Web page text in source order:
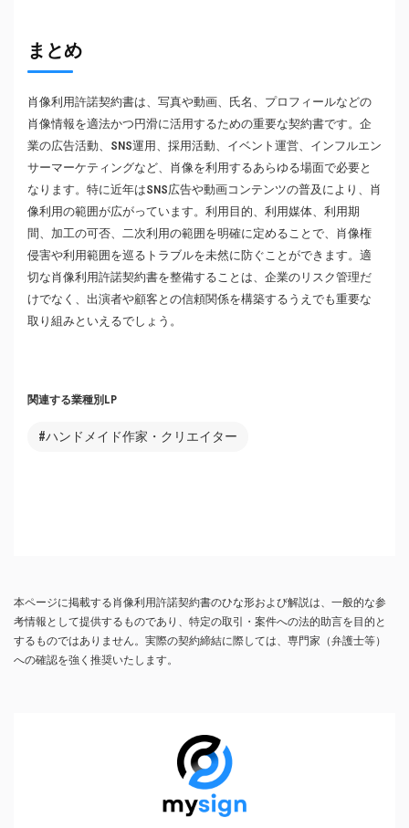
まとめ
肖像利用許諾契約書は、写真や動画、氏名、プロフィールなどの
肖像情報を適法かつ円滑に活用するための重要な契約書です。企
業の広告活動、SNS運用、採用活動、イベント運営、インフルエン
サーマーケティングなど、肖像を利用するあらゆる場面で必要と
なります。特に近年はSNS広告や動画コンテンツの普及により、肖
像利用の範囲が広がっています。利用目的、利用媒体、利用期
間、加工の可否、二次利用の範囲を明確に定めることで、肖像権
侵害や利用範囲を巡るトラブルを未然に防ぐことができます。適
切な肖像利用許諾契約書を整備することは、企業のリスク管理だ
けでなく、出演者や顧客との信頼関係を構築するうえでも重要な
取り組みといえるでしょう。
関連する業種別LP
#ハンドメイド作家・クリエイター
本ページに掲載する肖像利用許諾契約書のひな形および解説は、一般的な参
考情報として提供するものであり、特定の取引・案件への法的助言を目的と
するものではありません。実際の契約締結に際しては、専門家（弁護士等）
への確認を強く推奨いたします。